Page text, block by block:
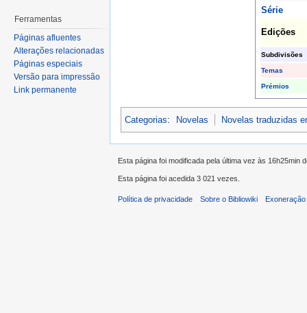
Série
Edições
Subdivisões
Temas
Prémios
Categorias: Novelas Novelas traduzidas
Ferramentas
Páginas afluentes
Alterações relacionadas
Páginas especiais
Versão para impressão
Link permanente
Esta página foi modificada pela última vez às 16h25min
Esta página foi acedida 3 021 vezes.
Política de privacidade Sobre o Bibliowiki